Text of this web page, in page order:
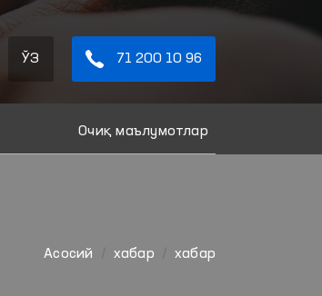
ЎЗ 71 200 10 96
Очиқ маълумотлар
Aсосий хабар хабар